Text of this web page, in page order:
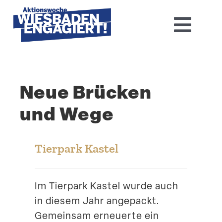
content
Aktions­woche 2026
Basis-Infos
Dokumen­tation 2025
Kontakt
Neue Brücken
und Wege
Tierpark Kastel
Im Tierpark Kastel wurde auch
in diesem Jahr angepackt.
Gemeinsam erneuerte ein